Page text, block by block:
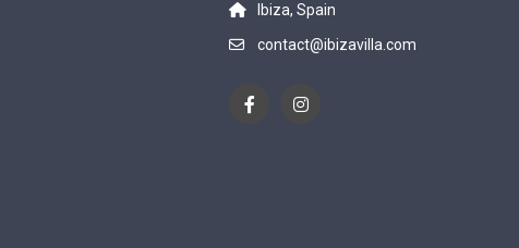
Ibiza, Spain
contact@ibizavilla.com